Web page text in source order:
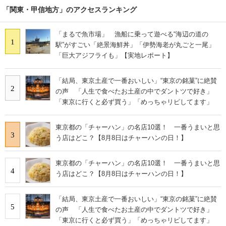
「関東・甲信地方」のアクセスランキング
1
「まるで魚市場」 漁船に乗って遊べる“海辺の道の
駅”がすごい「絶景海鮮丼」「伊勢海老が丸ごと一尾」
「巨大アジフライも」【実地レポート】
2
「結局、東京土産で一番おいしい」“東京の銘菓”に絶賛
の声 「人生で食べたお土産の中でダントツで好き」
「東京に行くと必ず買う」「めっちゃリピしてます」
3
東京都の「チャーハン」の名店10選！ 一番うまいと思
う店はどこ？【8月8日はチャーハンの日！】
4
東京都の「チャーハン」の名店10選！ 一番うまいと思
う店はどこ？【8月8日はチャーハンの日！】
5
「結局、東京土産で一番おいしい」“東京の銘菓”に絶賛
の声 「人生で食べたお土産の中でダントツで好き」
「東京に行くと必ず買う」「めっちゃリピしてます」